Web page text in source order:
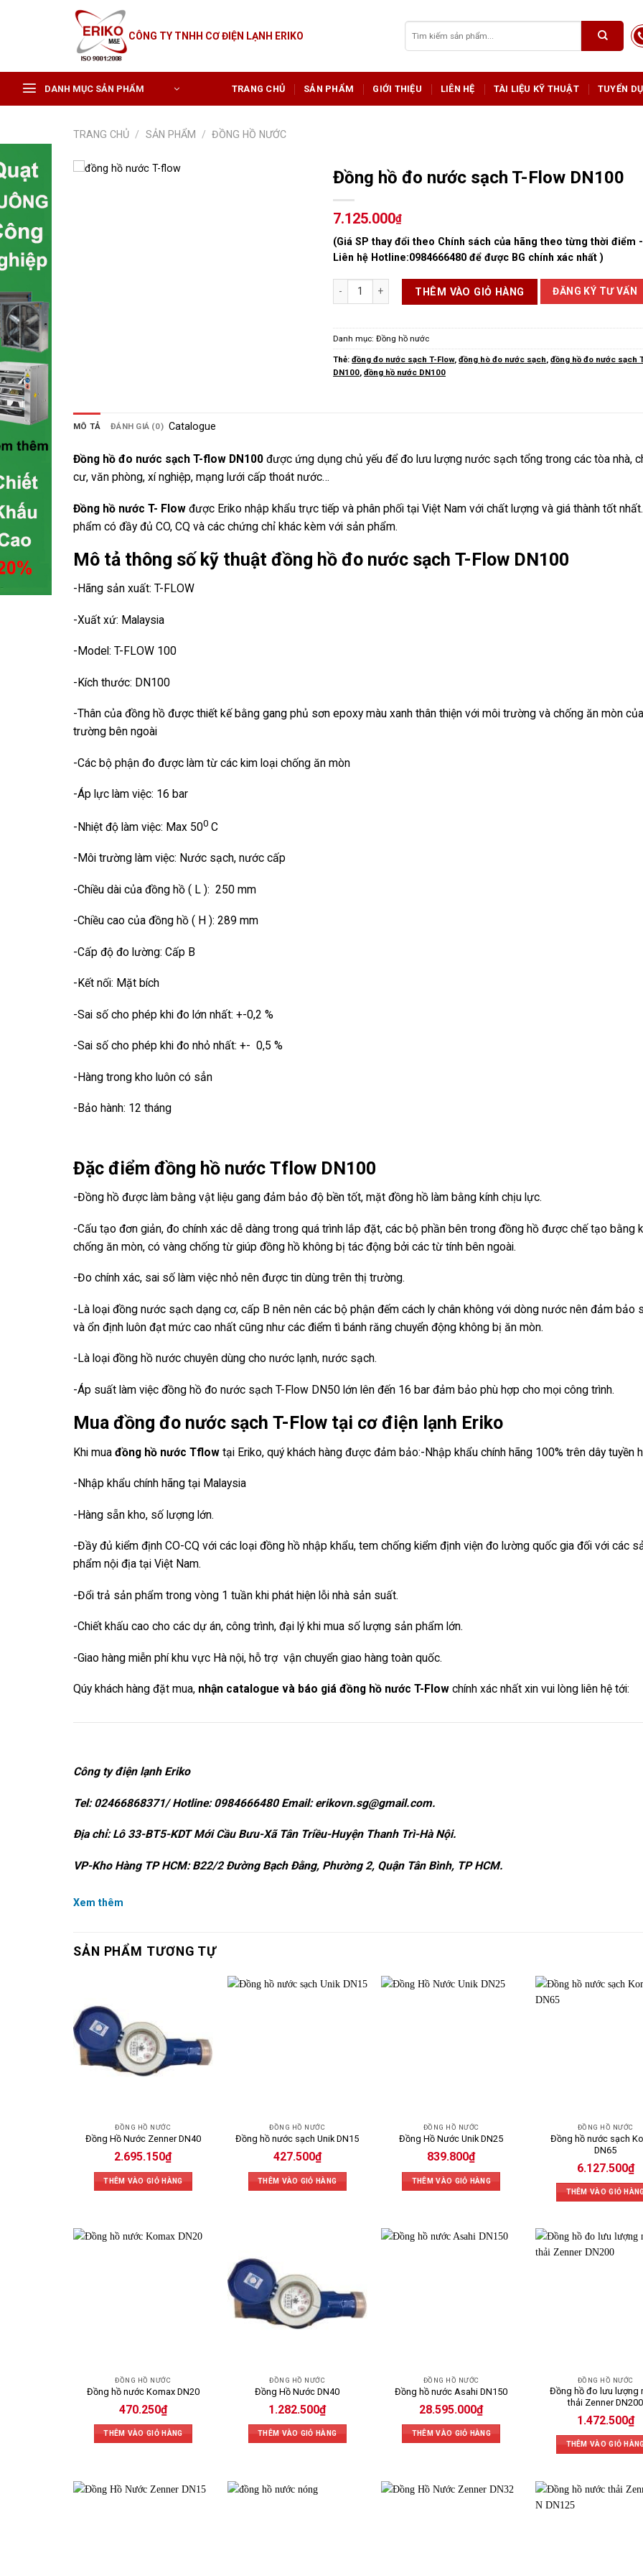
CÔNG TY TNHH CƠ ĐIỆN LẠNH ERIKO
kiếm:
DANH MỤC SẢN PHẨM TRANG CHỦ SẢN PHẨM GIỚI THIỆU LIÊN HỆ TÀI LIỆU KỸ THUẬT TUYỂN
TRANG CHỦ / SẢN PHẨM / ĐỒNG HỒ NƯỚC
Đồng hồ đo nước sạch T-Flow DN100
7.125.000₫
(Giá SP thay đổi theo Chính sách của hãng theo từng thời điểm
Liên hệ Hotline:0984666480 để được BG chính xác nhất )
Đồng hồ đo nước sạch T-Flow DN100 số lượng
THÊM VÀO GIỎ HÀNG ĐĂNG KÝ TƯ VẤN
Danh mục:Đồng hồ nước
Thẻ:đồng đo nước sạch T-Flow,đồng hò đo nước sạch,đồng hồ đo nước sạch
DN100,đồng hồ nước DN100
MÔ TẢ ĐÁNH GIÁ (0) Catalogue
Đồng hồ đo nước sạch T-flow DN100 được ứng dụng chủ yếu để đo lưu lượng nước sạch tổng trong các tòa nhà,
cư, văn phòng, xí nghiệp, mạng lưới cấp thoát nước…
Đồng hồ nước T- Flow được Eriko nhập khẩu trực tiếp và phân phối tại Việt Nam với chất lượng và giá thành tốt
phẩm có đầy đủ CO, CQ và các chứng chỉ khác kèm với sản phẩm.
Mô tả thông số kỹ thuật đồng hồ đo nước sạch T-Flow DN100
-Hãng sản xuất: T-FLOW
-Xuất xứ: Malaysia
-Model: T-FLOW 100
-Kích thước: DN100
-Thân của đồng hồ được thiết kế bằng gang phủ sơn epoxy màu xanh thân thiện với môi trường và chống ăn mòn
trường bên ngoài
-Các bộ phận đo được làm từ các kim loại chống ăn mòn
-Áp lực làm việc: 16 bar
-Nhiệt độ làm việc: Max 500 C
-Môi trường làm việc: Nước sạch, nước cấp
-Chiều dài của đồng hồ ( L ): 250 mm
-Chiều cao của đồng hồ ( H ): 289 mm
-Cấp độ đo lường: Cấp B
-Kết nối: Mặt bích
-Sai số cho phép khi đo lớn nhất: +-0,2 %
-Sai số cho phép khi đo nhỏ nhất: +- 0,5 %
-Hàng trong kho luôn có sẳn
-Bảo hành: 12 tháng
Đặc điểm đồng hồ nước Tflow DN100
-Đồng hồ được làm bằng vật liệu gang đảm bảo độ bền tốt, mặt đồng hồ làm bằng kính chịu lực.
-Cấu tạo đơn giản, đo chính xác dễ dàng trong quá trình lắp đặt, các bộ phần bên trong đồng hồ được chế tạo bằng
chống ăn mòn, có vàng chống từ giúp đồng hồ không bị tác động bởi các từ tính bên ngoài.
-Đo chính xác, sai số làm việc nhỏ nên được tin dùng trên thị trường.
-Là loại đồng nước sạch dạng cơ, cấp B nên nên các bộ phận đếm cách ly chân không với dòng nước nên đảm bảo
và ổn định luôn đạt mức cao nhất cũng như các điểm tì bánh răng chuyển động không bị ăn mòn.
-Là loại đồng hồ nước chuyên dùng cho nước lạnh, nước sạch.
-Áp suất làm việc đồng hồ đo nước sạch T-Flow DN50 lớn lên đến 16 bar đảm bảo phù hợp cho mọi công trình.
Mua đồng đo nước sạch T-Flow tại cơ điện lạnh Eriko
Khi mua đồng hồ nước Tflow tại Eriko, quý khách hàng được đảm bảo:-Nhập khẩu chính hãng 100% trên dây tuyền
-Nhập khẩu chính hãng tại Malaysia
-Hàng sẵn kho, số lượng lớn.
-Đầy đủ kiểm định CO-CQ với các loại đồng hồ nhập khẩu, tem chống kiểm định viện đo lường quốc gia đối với các
phẩm nội địa tại Việt Nam.
-Đổi trả sản phẩm trong vòng 1 tuần khi phát hiện lỗi nhà sản suất.
-Chiết khấu cao cho các dự án, công trình, đại lý khi mua số lượng sản phẩm lớn.
-Giao hàng miễn phí khu vực Hà nội, hỗ trợ vận chuyển giao hàng toàn quốc.
Qúy khách hàng đặt mua, nhận catalogue và báo giá đồng hồ nước T-Flow chính xác nhất xin vui lòng liên hệ tới:
Công ty điện lạnh Eriko
Tel: 02466868371/ Hotline: 0984666480 Email: erikovn.sg@gmail.com.
Địa chỉ: Lô 33-BT5-KDT Mới Cầu Bưu-Xã Tân Triều-Huyện Thanh Trì-Hà Nội.
VP-Kho Hàng TP HCM: B22/2 Đường Bạch Đằng, Phường 2, Quận Tân Bình, TP HCM.
Xem thêm
SẢN PHẨM TƯƠNG TỰ
ĐỒNG HỒ NƯỚC
Đồng Hồ Nước Zenner DN40
2.695.150₫
THÊM VÀO GIỎ HÀNG
ĐỒNG HỒ NƯỚC
Đồng hồ nước sạch Unik DN15
427.500₫
THÊM VÀO GIỎ HÀNG
ĐỒNG HỒ NƯỚC
Đồng Hồ Nước Unik DN25
839.800₫
THÊM VÀO GIỎ HÀNG
ĐỒNG HỒ NƯỚC
Đồng hồ nước sạch
DN65
6.127.500₫
THÊM VÀO GIỎ
ĐỒNG HỒ NƯỚC
Đồng hồ nước Komax DN20
470.250₫
THÊM VÀO GIỎ HÀNG
ĐỒNG HỒ NƯỚC
Đồng Hồ Nước DN40
1.282.500₫
THÊM VÀO GIỎ HÀNG
ĐỒNG HỒ NƯỚC
Đồng hồ nước Asahi DN150
28.595.000₫
THÊM VÀO GIỎ HÀNG
ĐỒNG HỒ NƯỚC
Đồng hồ đo lưu lượng
thải Zenner DN200
1.472.500₫
THÊM VÀO GIỎ